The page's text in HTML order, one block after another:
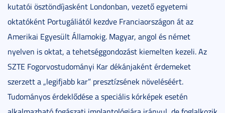
kutatói ösztöndíjasként Londonban, vezető egyetemi
oktatóként Portugáliától kezdve Franciaországon át az
Amerikai Egyesült Államokig. Magyar, angol és német
nyelven is oktat, a tehetséggondozást kiemelten kezeli. Az
SZTE Fogorvostudományi Kar dékánjaként érdemeket
szerzett a „legifjabb kar” presztízsének növeléséért.
Tudományos érdeklődése a speciális kórképek esetén